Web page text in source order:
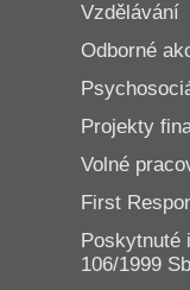
Vzdělávání
Odborné
Projekty
Volné
First
Poskytnuté
106/1999